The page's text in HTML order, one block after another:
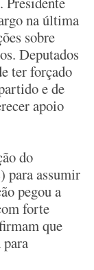
na última
sobre
Deputados
ter forçado
e de
apoio
do
para assumir
pegou a
forte
que